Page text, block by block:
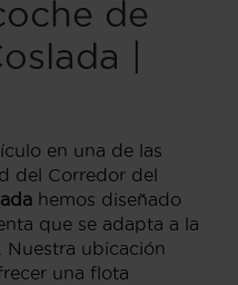
de
|
en una de las
del Corredor del
hemos diseñado
que se adapta a la
ubicación
una flota